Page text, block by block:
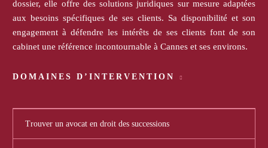
dossier, elle offre des solutions juridiques sur mesure adaptées
aux besoins spécifiques de ses clients. Sa disponibilité et son
engagement à défendre les intérêts de ses clients font de son
cabinet une référence incontournable à Cannes et ses environs.
DOMAINES D’INTERVENTION
Trouver un avocat en droit des successions